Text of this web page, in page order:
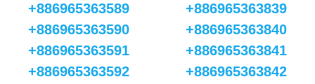
+886965363589
+886965363590
+886965363591
+886965363592
+886965363839
+886965363840
+886965363841
+886965363842